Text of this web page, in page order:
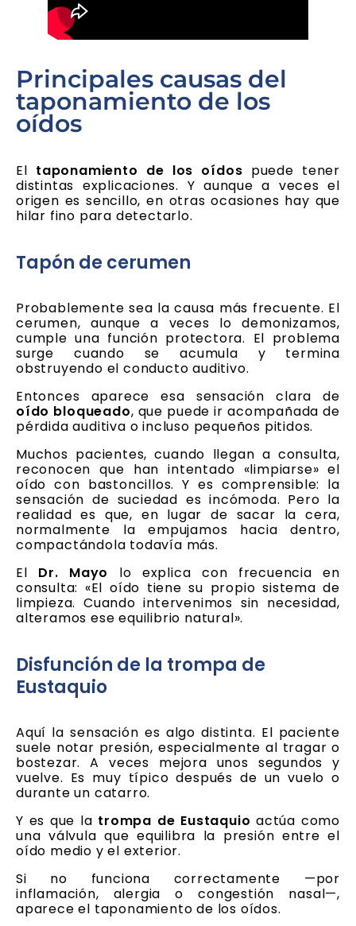
Principales causas del
taponamiento de los
oídos
El taponamiento de los oídos puede tener
distintas explicaciones. Y aunque a veces el
origen es sencillo, en otras ocasiones hay que
hilar fino para detectarlo.
Tapón de cerumen
Probablemente sea la causa más frecuente. El
cerumen, aunque a veces lo demonizamos,
cumple una función protectora. El problema
surge cuando se acumula y termina
obstruyendo el conducto auditivo.
Entonces aparece esa sensación clara de
oído bloqueado, que puede ir acompañada de
pérdida auditiva o incluso pequeños pitidos.
Muchos pacientes, cuando llegan a consulta,
reconocen que han intentado «limpiarse» el
oído con bastoncillos. Y es comprensible: la
sensación de suciedad es incómoda. Pero la
realidad es que, en lugar de sacar la cera,
normalmente la empujamos hacia dentro,
compactándola todavía más.
El Dr. Mayo lo explica con frecuencia en
consulta: «El oído tiene su propio sistema de
limpieza. Cuando intervenimos sin necesidad,
alteramos ese equilibrio natural».
Disfunción de la trompa de
Eustaquio
Aquí la sensación es algo distinta. El paciente
suele notar presión, especialmente al tragar o
bostezar. A veces mejora unos segundos y
vuelve. Es muy típico después de un vuelo o
durante un catarro.
Y es que la trompa de Eustaquio actúa como
una válvula que equilibra la presión entre el
oído medio y el exterior.
Si no funciona correctamente —por
inflamación, alergia o congestión nasal—,
aparece el taponamiento de los oídos.